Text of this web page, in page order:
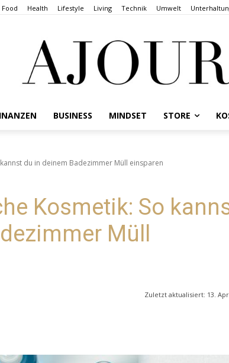
Food Health Lifestyle Living Technik Umwelt
BUSINESS MINDSET STORE
du in deinem Badezimmer Müll einsparen
Kosmetik: So
Müll
Zuletzt aktualisiert: 13.